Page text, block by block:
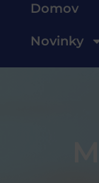
Domov
Novinky